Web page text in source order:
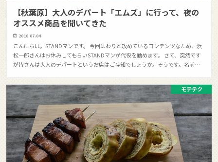
【秋葉原】大人のデパート「エムズ」に行って、夜の
オススメ商品を聞いてきた
2016.07.04
こんにちは。STANDマンです。 今回はわりと攻めているコンテンツなため、浜
松一郎さんはお休みしてもらいSTANDマンが代役を勤めます。 さて、突然です
が皆さんは大人のデパートというお店はご存知でしょうか。そうです。名前…
モテテク